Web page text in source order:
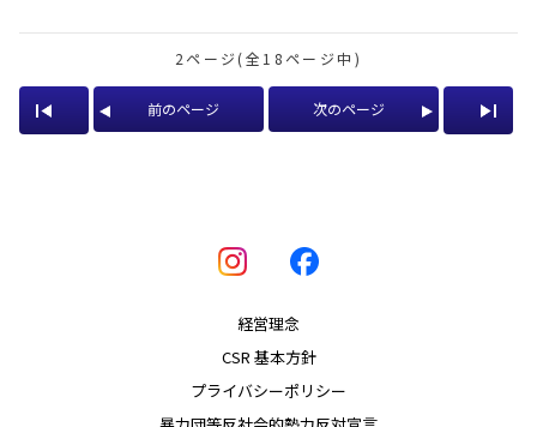
2ページ(全18ページ中)
前のページ 次のページ
経営理念
CSR 基本方針
プライバシーポリシー